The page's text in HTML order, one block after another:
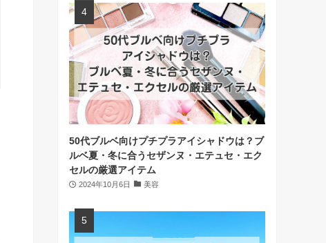
50代ブルベ向けプチプラアイシャドウは？ブ
ルベ夏・冬に合うセザンヌ・エテュセ・エク
セルの厳選アイテム
2024年10月6日 美容